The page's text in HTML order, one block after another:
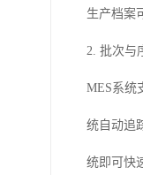
生产档案
2. 批次与
MES系统
统自动追
统即可快